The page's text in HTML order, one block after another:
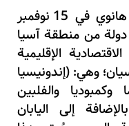
احتضنت العاصمة الفيتنامية هانوي في 15 نوفمبر
2020 قمة افتراضية لتوقيع 15 دولة من منطقة آسيا
الإقليمية
وهي: (إندونيسيا
وكمبوديا والفلبين
إلى اليابان